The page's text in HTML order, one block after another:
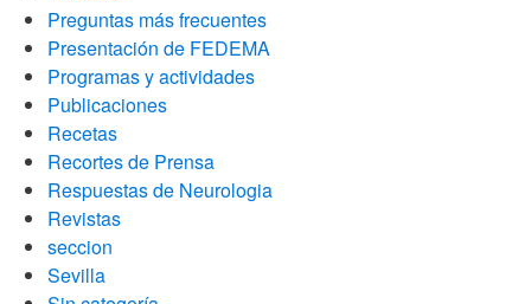
Preguntas más frecuentes
Presentación de FEDEMA
Programas y actividades
Publicaciones
Recetas
Recortes de Prensa
Respuestas de Neurologia
Revistas
seccion
Sevilla